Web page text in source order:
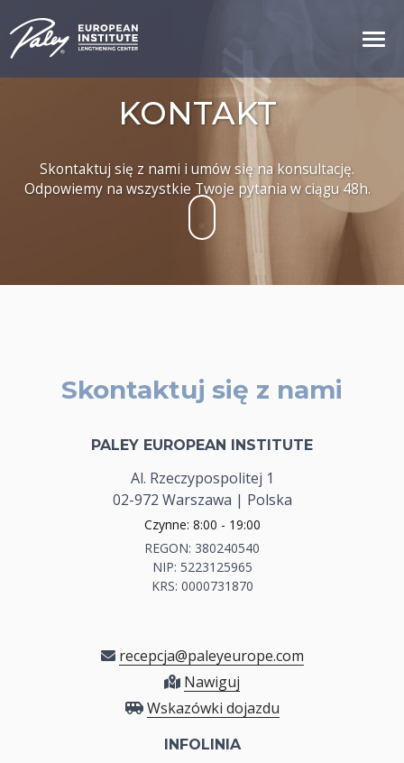
KONTAKT
Skontaktuj się z nami i umów się na konsultację.
Odpowiemy na wszystkie Twoje pytania w ciągu 48h.
Skontaktuj się z nami
PALEY EUROPEAN INSTITUTE
Al. Rzeczypospolitej 1
02-972 Warszawa | Polska
Czynne: 8:00 - 19:00
REGON: 380240540
NIP: 5223125965
KRS: 0000731870
recepcja@paleyeurope.com
Nawiguj
Wskazówki dojazdu
INFOLINIA